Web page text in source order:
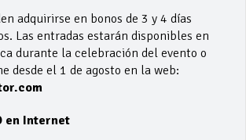
adquirirse en bonos de 3 y 4 días
Las entradas estarán disponibles en
durante la celebración del evento o
desde el 1 de agosto en la web:
en Internet